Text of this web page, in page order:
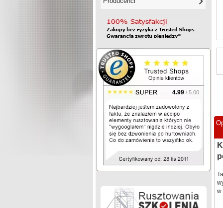
4.99 / 5.00
w